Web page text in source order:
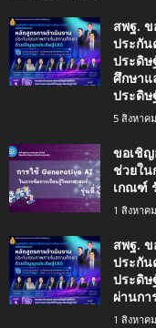
สพฐ.
ประกั
ประดิษ
ศึกษาแ
ประดิษ
5 สิงหาค
ขอเชิญ
ช่วยใน
เกณฑ์
1 สิงหาค
สพฐ.
ประกั
ประดิษ
ผ่านกา
1 สิงหาค